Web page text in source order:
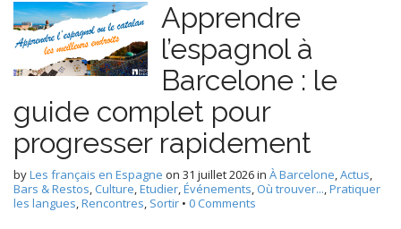
Apprendre
l’espagnol à
Barcelone : le
guide complet pour
progresser rapidement
byLes français en Espagne on 31 juillet 2026in À Barcelone,Actus,
Bars & Restos, Culture,Etudier,Événements, Où trouver...,Pratiquer
les langues,Rencontres, Sortir • 0 Comments